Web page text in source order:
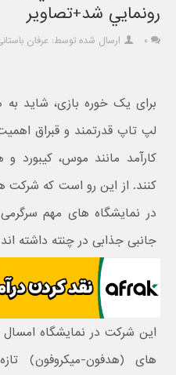
رونمايي شد+تصاویر
۰ ارسال شده توسط: عرفان
برای یک خوره بازی، شاید به
لپ تاپ قدرتمند و قبراق
کارآمد مانند موس، کیبورد
جانبی جذابی در چنته داشته
این شرکت در نمایشگاه
های (هدفون-میکروفون)